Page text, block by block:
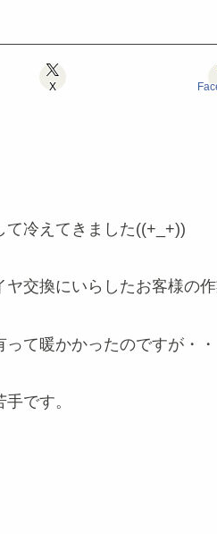
X
て冷えてきました((+_+))
ヤ交換にいらしたお客様の
って暖かかったのですが・・
です。